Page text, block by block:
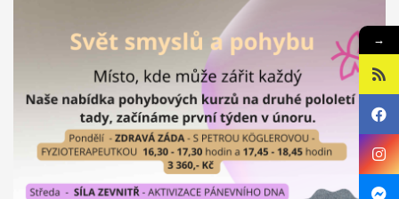
fází projektu je školící kurz (training course), během nějž se
setkají pracovníci, kteří pracují s nezaměstnanou mládeží.
Shrnou výsledky výměny mládeže a zároveň budou hledat další
nové přístupy pro práci s cílovou skupinou. Výměna se
uskutečnila 29. 6. – 4. 7. 2015. Training course bude probíhat 23. -
29. 8. 2015. Projekt je financován z programu Erasmus+.
ILTA FOR YOUTH -
partnerství v programu Erasmus +Výstupy projektu
→